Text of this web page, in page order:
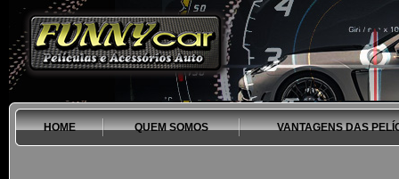
HOME QUEM SOMOS VANTAGENS DAS